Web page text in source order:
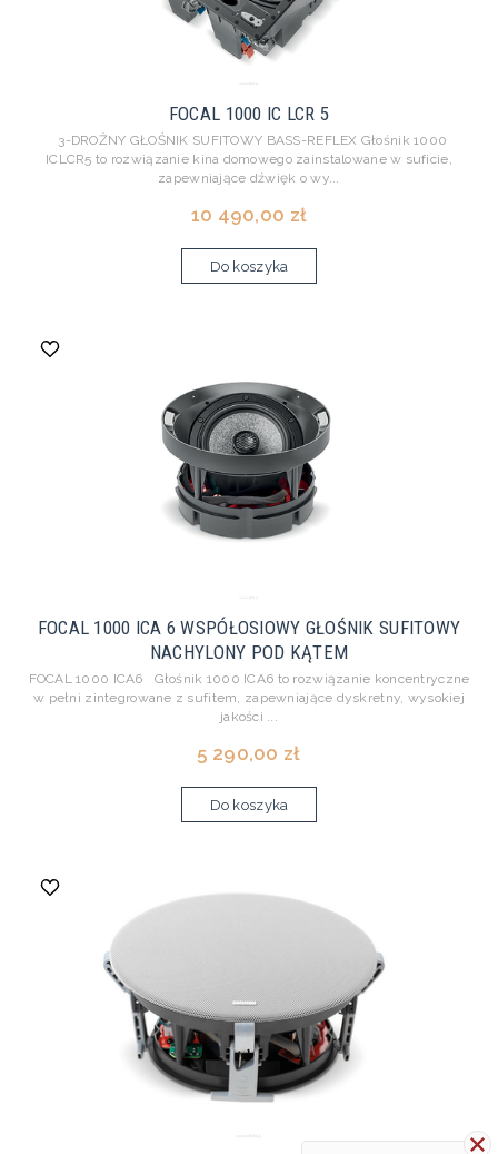
FOCAL 1000 IC LCR 5
3-DROŻNY GŁOŚNIK SUFITOWY BASS-REFLEX Głośnik 1000
ICLCR5 to rozwiązanie kina domowego zainstalowane w suficie,
zapewniające dźwięk o wy...
10 490,00 zł
Do koszyka
FOCAL 1000 ICA 6 WSPÓŁOSIOWY GŁOŚNIK SUFITOWY
NACHYLONY POD KĄTEM
FOCAL 1000 ICA6 Głośnik 1000 ICA6 to rozwiązanie koncentryczne
w pełni zintegrowane z sufitem, zapewniające dyskretny, wysokiej
jakości ...
5 290,00 zł
Do koszyka